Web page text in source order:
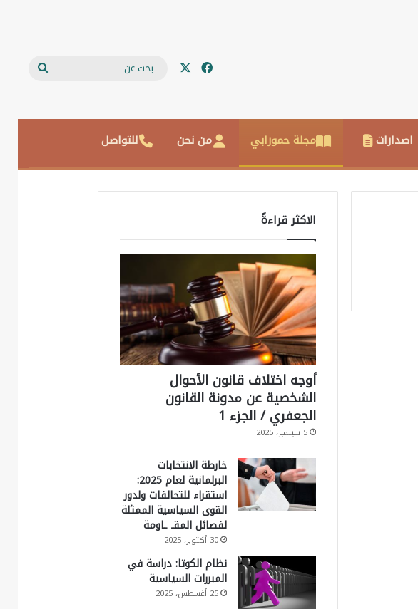
فيسبوك
اصدارات مجلة حمورابي من نحن للتواصل
الاكثر قراءةً
أوجه اختلاف قانون الأحوال
الشخصية عن مدونة القانون
الجعفري / الجزء 1
5 سبتمبر، 2025
خارطة الانتخابات
البرلمانية لعام 2025:
استقراء للتحالفات ولدور
القوى السياسية الممثلة
لفصائل المقـ ـاومة
30 أكتوبر، 2025
نظام الكوتا: دراسة في
المبررات السياسية
25 أغسطس، 2025